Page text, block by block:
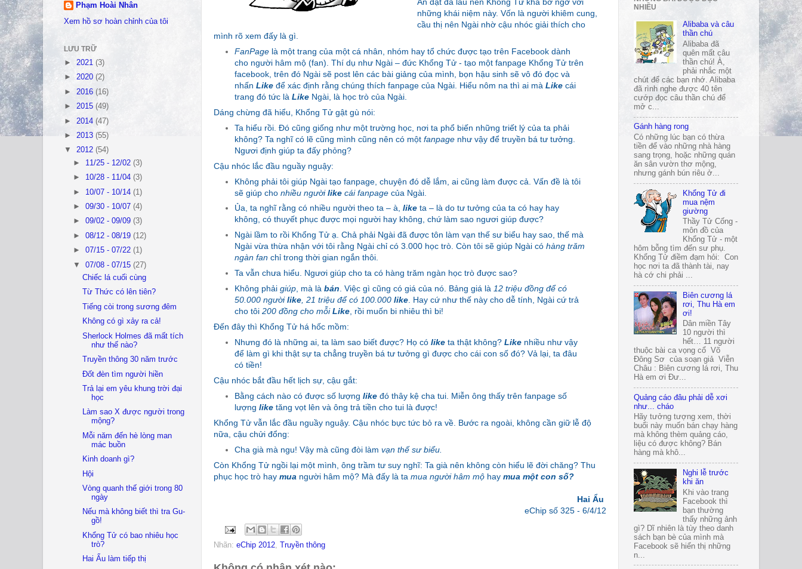
những khái niệm này. Vốn là người khiêm cung,
cầu thị nên Ngài nhờ cậu nhóc giải thích cho
mình rõ xem đấy là gì.
FanPagelà một trang của một cá nhân, nhóm hay tổ chức được tạo trên Facebook dành
cho người hâm mộ (fan). Thí dụ như Ngài – đức Khổng Tử - tạo một fanpage Khổng Tử trên
facebook, trên đó Ngài sẽ post lên các bài giảng của mình, bọn hậu sinh sẽ vô đó đọc và
nhấn Likeđể xác định rằng chúng thích fanpage của Ngài. Hiểu nôm na thì ai mà Likecái
trang đó tức là LikeNgài, là học trò của Ngài.
Dáng chừng đã hiểu, Khổng Tử gật gù nói:
Ta hiểu rồi. Đó cũng giống như một trường học, nơi ta phổ biến những triết lý của ta phải
không? Ta nghĩ có lẽ cũng mình cũng nên có một fanpagenhư vậy để truyền bá tư tưởng.
Ngươi định giúp ta đấy phỏng?
Cậu nhóc lắc đầu nguầy nguậy:
Không phải tôi giúp Ngài tạo fanpage, chuyện đó dễ lắm, ai cũng làm được cả. Vấn đề là tôi
sẽ giúp cho nhiều ngườilikecái fanpagecủa Ngài.
Ủa, ta nghĩ rằng có nhiều người theo ta – à, liketa – là do tư tưởng của ta có hay hay
không, có thuyết phục được mọi người hay không, chứ làm sao ngươi giúp được?
Ngài lầm to rồi Khổng Tử ạ. Chả phải Ngài đã được tôn làm vạn thế sư biểu hay sao, thế mà
Ngài vừa thừa nhận với tôi rằng Ngài chỉ có 3.000 học trò. Còn tôi sẽ giúp Ngài có hàng trăm
ngàn fanchỉ trong thời gian ngắn thôi.
Ta vẫn chưa hiểu. Ngươi giúp cho ta có hàng trăm ngàn học trò được sao?
Không phải giúp, mà là bán. Việc gì cũng có giá của nó. Bảng giá là 12 triệu đồng để có
50.000 ngườilike, 21 triệu để có 100.000 like. Hay cứ như thế này cho dễ tính, Ngài cứ trả
cho tôi 200 đồng cho mỗiLike, rồi muốn bi nhiêu thì bi!
Đến đây thì Khổng Tử há hốc mồm:
Nhưng đó là những ai, ta làm sao biết được? Họ có liketa thật không? Likenhiều như vậy
để làm gì khi thật sự ta chẳng truyền bá tư tưởng gì được cho cái con số đó? Vả lại, ta đâu
có tiền!
Cậu nhóc bắt đầu hết lịch sự, cậu gắt:
Bằng cách nào có được số lượng likeđó thây kệ cha tui. Miễn ông thấy trên fanpage số
lượng liketăng vọt lên và ông trả tiền cho tui là được!
Khổng Tử vẫn lắc đầu nguầy nguậy. Cậu nhóc bực tức bỏ ra về. Bước ra ngoài, không cần giữ lễ độ
nữa, cậu chửi đổng:
Cha già mà ngu! Vậy mà cũng đòi làm vạn thế sư biểu.
Còn Khổng Tử ngồi lại một mình, ông trầm tư suy nghĩ: Ta già nên không còn hiểu lẽ đời chăng? Thu
phục học trò hay mua người hâm mộ? Mà đấy là ta mua người hâm mộ hay mua một con số?
Hai Ẩu
eChip số 325 - 6/4/12
Nhãn: eChip 2012, Truyền thông
Phạm Hoài Nhân
Xem hồ sơ hoàn chỉnh của tôi
LƯU TRỮ
► 2021 (3)
► 2020 (2)
► 2016 (16)
► 2015 (49)
► 2014 (47)
► 2013 (55)
▼ 2012 (54)
► 11/25 - 12/02(3)
► 10/28 - 11/04(3)
► 10/07 - 10/14(1)
►09/30 - 10/07(4)
►09/02 - 09/09(3)
►08/12 - 08/19(12)
►07/15 - 07/22(1)
▼07/08 - 07/15(27)
Chiếc lá cuối cùng
Từ Thức có lên tiên?
Tiếng còi trong sương đêm
Không có gì xảy ra cả!
Sherlock Holmes đã mất tích
như thế nào?
Truyền thông 30 năm trước
Đốt đèn tìm người hiền
Trả lại em yêu khung trời đại
học
Làm sao X được người trong
mộng?
Mỗi năm đến hè lòng man
mác buồn
Kinh doanh gì?
Hội
Vòng quanh thế giới trong 80
ngày
Nếu mà không biết thì tra Gu-
gồ!
Khổng Tử có bao nhiêu học
trò?
Hai Ẩu làm tiếp thị
NHIỀU
Alibaba và câu
thần chú
Alibaba đã
quên mất câu
thần chú! À,
phải nhắc một
chút để các bạn nhớ. Alibaba
đã rình nghe được 40 tên
cướp đọc câu thần chú để
mở c...
Gánh hàng rong
Có những lúc bạn có thừa
tiền để vào những nhà hàng
sang trọng, hoặc những quán
ăn sân vườn thơ mộng,
nhưng gánh bún riêu ở...
Khổng Tử đi
mua nệm
giường
Thầy Tử Cống -
môn đồ của
Khổng Tử - một
hôm bỗng tìm đến sư phụ.
Khổng Tử điềm đạm hỏi: Con
học nơi ta đã thành tài, nay
hà cớ chi phải ...
Biên cương lá
rơi, Thu Hà em
ơi!
Dân miền Tây
10 người thì
hết… 11 người
thuộc bài ca vọng cổ Võ
Đông Sơ của soạn giả Viễn
Châu : Biên cương lá rơi, Thu
Hà em ơi Đư...
Quảng cáo đâu phải dễ xơi
như... cháo
Hãy tưởng tượng xem, thời
buổi này muốn bán chạy hàng
mà không thèm quảng cáo,
liệu có được không? Bán
hàng mà khô...
Nghi lễ trước
khi ăn
Khi vào trang
Facebook thì
bạn thường
thấy những ảnh
gì? Dĩ nhiên là tùy theo danh
sách bạn bè của mình mà
Facebook sẽ hiển thị những
n...